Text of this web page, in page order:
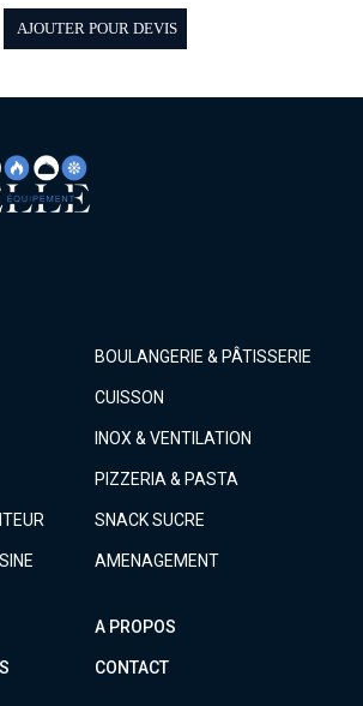
AJOUTER POUR DEVIS
BOULANGERIE & PÂTISSERIE
CUISSON
INOX & VENTILATION
PIZZERIA & PASTA
SNACK SUCRE
AMENAGEMENT
A PROPOS
CONTACT